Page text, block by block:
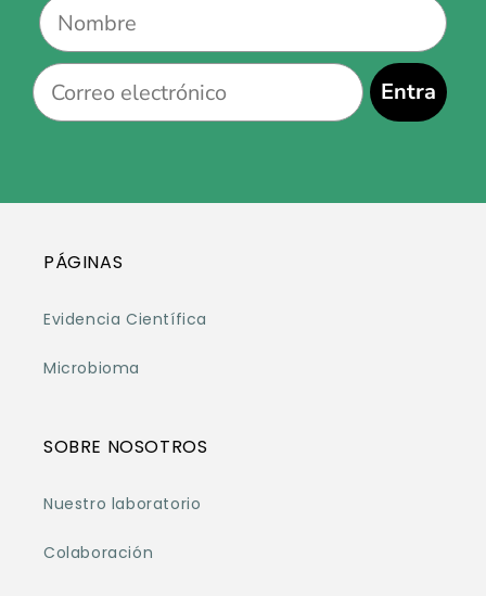
Name
Email
Entra
PÁGINAS
Evidencia Científica
Microbioma
SOBRE NOSOTROS
Nuestro laboratorio
Colaboración